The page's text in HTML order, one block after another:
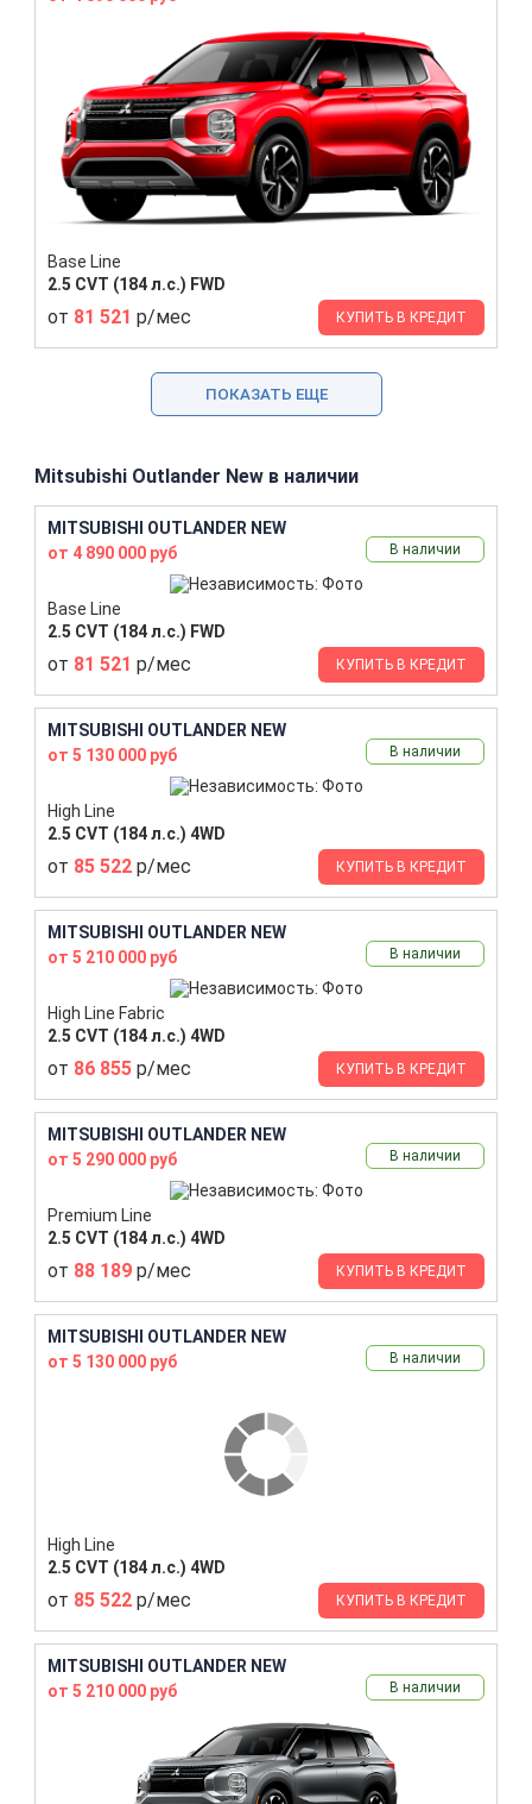
Base Line
2.5 CVT (184 л.с.) FWD
от 81 521 р/мес КУПИТЬ В КРЕДИТ
ПОКАЗАТЬ ЕЩЕ
Mitsubishi Outlander New в наличии
MITSUBISHI OUTLANDER NEW
от 4 890 000 руб
В наличии
Base Line
2.5 CVT (184 л.с.) FWD
от 81 521 р/мес КУПИТЬ В КРЕДИТ
MITSUBISHI OUTLANDER NEW
от 5 130 000 руб
В наличии
High Line
2.5 CVT (184 л.с.) 4WD
от 85 522 р/мес КУПИТЬ В КРЕДИТ
MITSUBISHI OUTLANDER NEW
от 5 210 000 руб
В наличии
High Line Fabric
2.5 CVT (184 л.с.) 4WD
от 86 855 р/мес КУПИТЬ В КРЕДИТ
MITSUBISHI OUTLANDER NEW
от 5 290 000 руб
В наличии
Premium Line
2.5 CVT (184 л.с.) 4WD
от 88 189 р/мес КУПИТЬ В КРЕДИТ
MITSUBISHI OUTLANDER NEW
от 5 130 000 руб
В наличии
High Line
2.5 CVT (184 л.с.) 4WD
от 85 522 р/мес КУПИТЬ В КРЕДИТ
MITSUBISHI OUTLANDER NEW
от 5 210 000 руб
В наличии